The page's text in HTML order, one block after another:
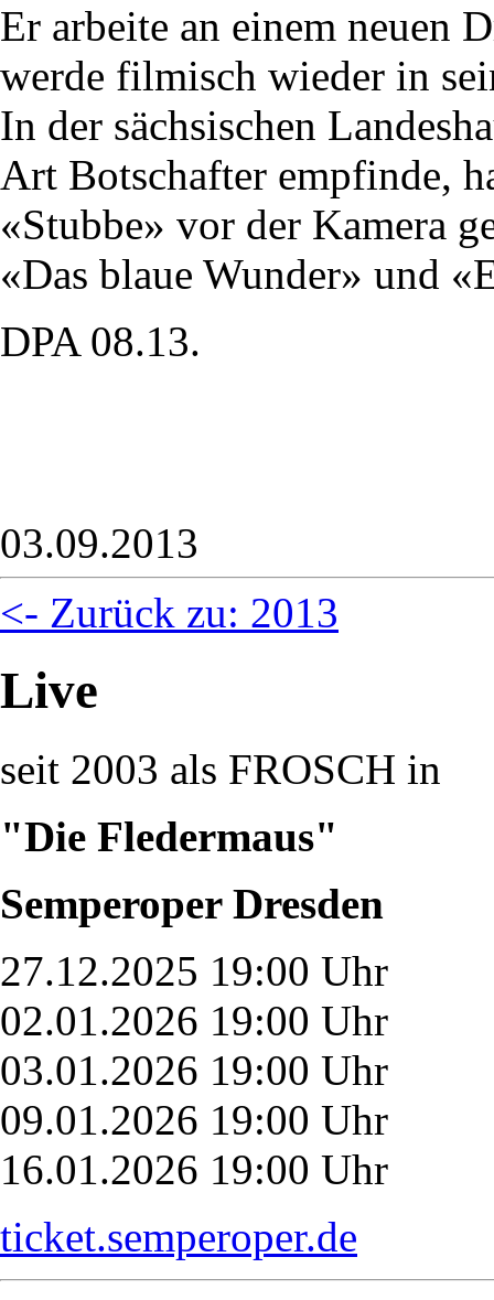
Er arbeite an einem neuen
werde filmisch wieder in
In der sächsischen
Art Botschafter empfinde,
«Stubbe» vor der Kamera
«Das blaue Wunder» und
DPA 08.13.
03.09.2013
<- Zurück zu: 2013
Live
seit 2003 als FROSCH in
"Die Fledermaus"
Semperoper Dresden
27.12.2025 19:00 Uhr
02.01.2026 19:00 Uhr
03.01.2026 19:00 Uhr
09.01.2026 19:00 Uhr
16.01.2026 19:00 Uhr
ticket.semperoper.de